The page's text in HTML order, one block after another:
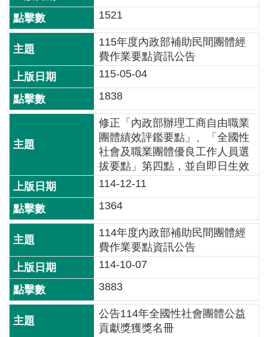
快
遞
主
服
務
互
交
回
首
頁
網
站
導
覽
民
意
1521
115年度內政部補助民間團體經
費作業要點資訊公告
115-05-04
1838
修正「內政部辦理工商自由職業
團體績效評鑑要點」、「全國性
社會及職業團體優良工作人員選
拔要點」第四點，並自即日生效
114-12-11
1364
114年度內政部補助民間團體經
費作業要點資訊公告
114-10-07
3883
公告114年全國性社會團體公益
貢獻獎獲獎名冊